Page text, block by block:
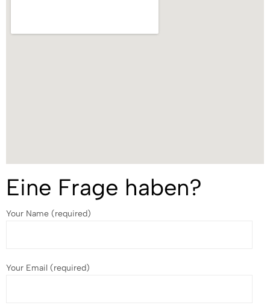
Eine Frage haben?
Your Name (required)
Your Email (required)